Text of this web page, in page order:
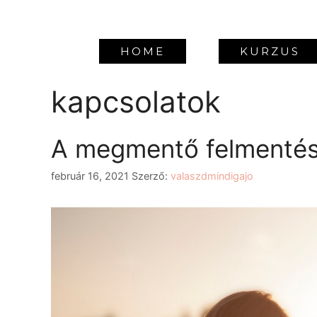
HOME KURZUS
kapcsolatok
A megmentő
február 16, 2021 Szerző: valaszdmindigajo